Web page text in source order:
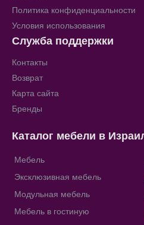
Политика конфиденциальности
Условия использования
Служба поддержки
Контакты
Возврат
Карта сайта
Бренды
Каталог мебели в
Мебель
Эксклюзивная мебель
Модульная мебель
Мебель в гостиную